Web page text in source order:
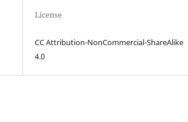
License
CC Attribution-NonCommercial-ShareAlike
4.0